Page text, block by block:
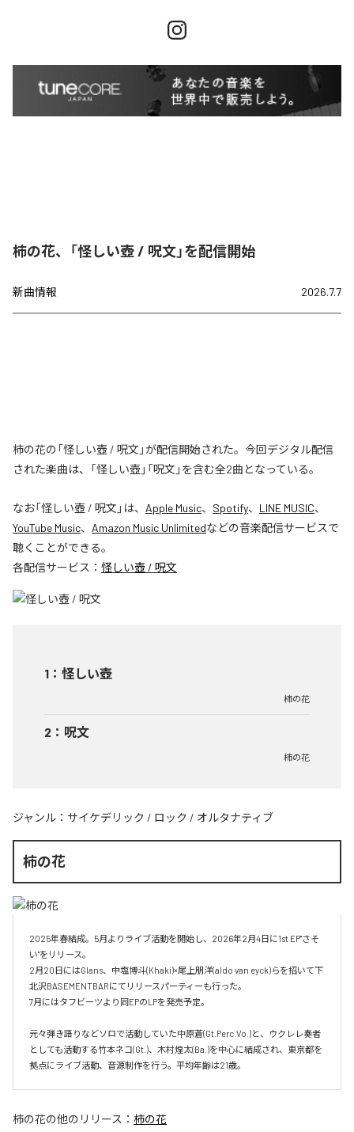
柿の花、「怪しい壺 / 呪文」を配信開始
新曲情報 2026.7.7
柿の花の「怪しい壺 / 呪文」が配信開始された。今回デジタル配信
された楽曲は、「怪しい壺」「呪文」を含む全2曲となっている。
なお「怪しい壺 / 呪文 」は、 Apple Music、 Spotify、 LINE MUSIC、
YouTube Music、 Amazon Music Unlimitedなどの音楽配信サービスで
聴くことができる。
各配信サービス： 怪しい壺 / 呪文
1 ： 怪しい壺
柿の花
2 ： 呪文
柿の花
ジャンル： サイケデリック / ロック / オルタナティブ
柿の花
2025年春結成。5月よりライブ活動を開始し、2026年2月4日に1st EP"さそ
い"をリリース。
2月20日にはGlans、中塩博斗(Khaki)×尾上朋洋(aldo van eyck)らを招いて下
北沢BASEMENTBARにてリリースパーティーも行った。
7月にはタフビーツより同EPのLPを発売予定。
元々弾き語りなどソロで活動していた中原蒼(Gt.Perc.Vo.)と、ウクレレ奏者
としても活動する竹本ネコ(Gt.)、木村煌太(Ba.)を中心に結成され、東京都を
拠点にライブ活動、音源制作を行う。平均年齢は21歳。
柿の花の他のリリース： 柿の花